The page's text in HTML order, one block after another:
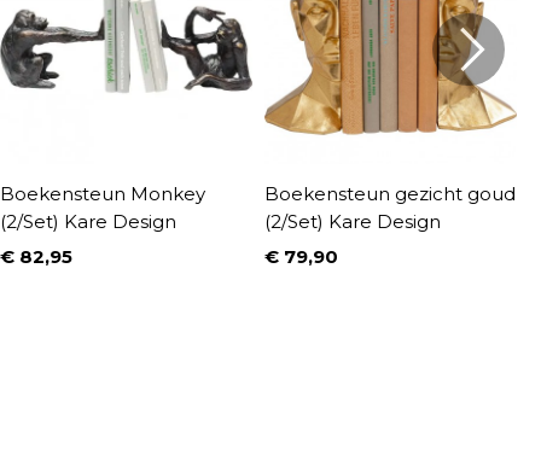
Boekensteun Monkey
(2/Set) Kare Design
Prijs
€ 82,95
Boekensteun gezicht goud
(2/Set) Kare Design
Prijs
€ 79,90